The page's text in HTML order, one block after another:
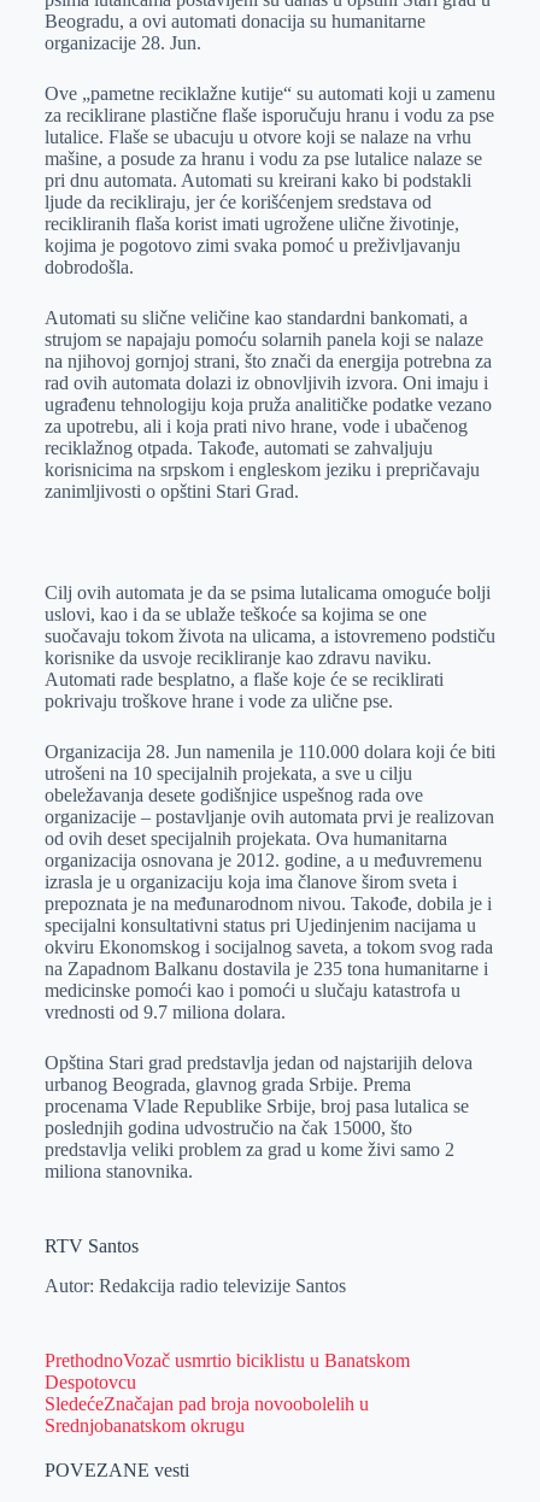
r
n
A
p
p
i
l
Beogradu, a ovi automati donacija su humanitarne
organizacije 28. Jun.
Ove „pametne reciklažne kutije“ su automati koji u zamenu
za reciklirane plastične flaše isporučuju hranu i vodu za pse
lutalice. Flaše se ubacuju u otvore koji se nalaze na vrhu
mašine, a posude za hranu i vodu za pse lutalice nalaze se
pri dnu automata. Automati su kreirani kako bi podstakli
ljude da recikliraju, jer će korišćenjem sredstava od
recikliranih flaša korist imati ugrožene ulične životinje,
kojima je pogotovo zimi svaka pomoć u preživljavanju
dobrodošla.
Automati su slične veličine kao standardni bankomati, a
strujom se napajaju pomoću solarnih panela koji se nalaze
na njihovoj gornjoj strani, što znači da energija potrebna za
rad ovih automata dolazi iz obnovljivih izvora. Oni imaju i
ugrađenu tehnologiju koja pruža analitičke podatke vezano
za upotrebu, ali i koja prati nivo hrane, vode i ubačenog
reciklažnog otpada. Takođe, automati se zahvaljuju
korisnicima na srpskom i engleskom jeziku i prepričavaju
zanimljivosti o opštini Stari Grad.
Cilj ovih automata je da se psima lutalicama omoguće bolji
uslovi, kao i da se ublaže teškoće sa kojima se one
suočavaju tokom života na ulicama, a istovremeno podstiču
korisnike da usvoje recikliranje kao zdravu naviku.
Automati rade besplatno, a flaše koje će se reciklirati
pokrivaju troškove hrane i vode za ulične pse.
Organizacija 28. Jun namenila je 110.000 dolara koji će biti
utrošeni na 10 specijalnih projekata, a sve u cilju
obeležavanja desete godišnjice uspešnog rada ove
organizacije – postavljanje ovih automata prvi je realizovan
od ovih deset specijalnih projekata. Ova humanitarna
organizacija osnovana je 2012. godine, a u međuvremenu
izrasla je u organizaciju koja ima članove širom sveta i
prepoznata je na međunarodnom nivou. Takođe, dobila je i
specijalni konsultativni status pri Ujedinjenim nacijama u
okviru Ekonomskog i socijalnog saveta, a tokom svog rada
na Zapadnom Balkanu dostavila je 235 tona humanitarne i
medicinske pomoći kao i pomoći u slučaju katastrofa u
vrednosti od 9.7 miliona dolara.
Opština Stari grad predstavlja jedan od najstarijih delova
urbanog Beograda, glavnog grada Srbije. Prema
procenama Vlade Republike Srbije, broj pasa lutalica se
poslednjih godina udvostručio na čak 15000, što
predstavlja veliki problem za grad u kome živi samo 2
miliona stanovnika.
RTV Santos
Autor: Redakcija radio televizije Santos
PrethodnoVozač usmrtio biciklistu u Banatskom
Despotovcu
SledećeZnačajan pad broja novoobolelih u
Srednjobanatskom okrugu
POVEZANE vesti